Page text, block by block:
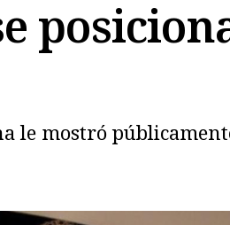
le mostró
Copiar